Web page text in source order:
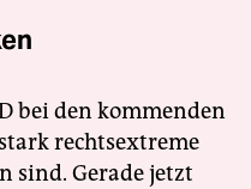
bei den kommenden
rechtsextreme
sind. Gerade jetzt